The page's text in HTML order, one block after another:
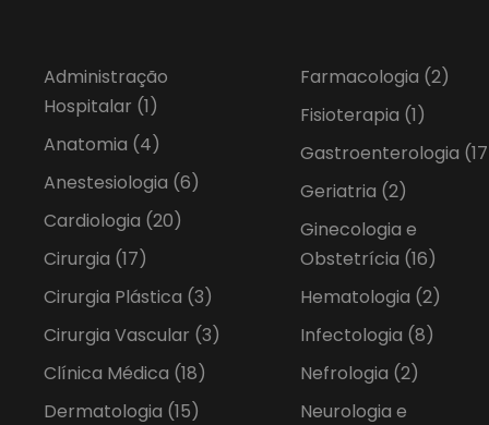
Administração
Hospitalar (1)
Anatomia (4)
Anestesiologia (6)
Cardiologia (20)
Cirurgia (17)
Cirurgia Plástica (3)
Cirurgia Vascular (3)
Clínica Médica (18)
Dermatologia (15)
Farmacologia (2)
Fisioterapia (1)
Gastroenterologia
Geriatria (2)
Ginecologia e
Obstetrícia (16)
Hematologia (2)
Infectologia (8)
Nefrologia (2)
Neurologia e